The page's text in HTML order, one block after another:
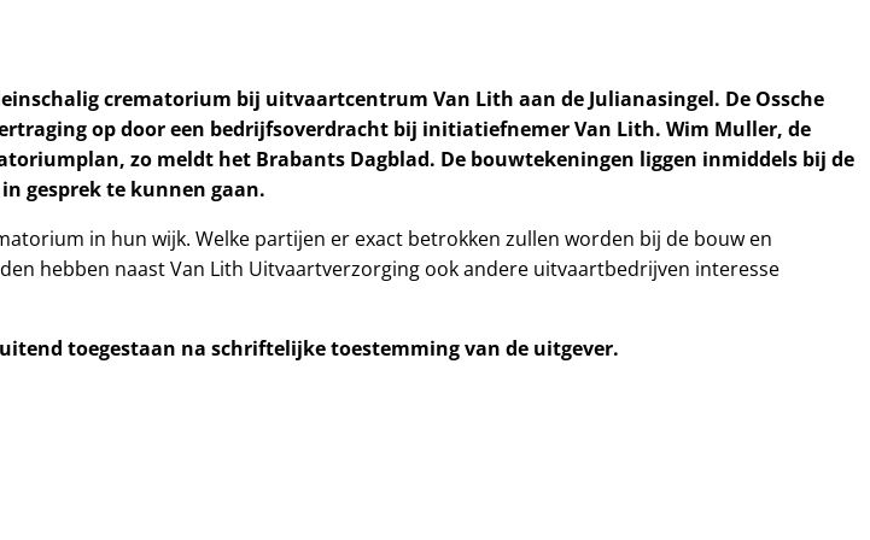
crematorium bij uitvaartcentrum Van Lith aan de Julianasingel. De Ossche
op door een bedrijfsoverdracht bij initiatiefnemer Van Lith. Wim Muller, de
zo meldt het Brabants Dagblad. De bouwtekeningen liggen inmiddels bij de
gesprek te kunnen gaan.
in hun wijk. Welke partijen er exact betrokken zullen worden bij de bouw en
hebben naast Van Lith Uitvaartverzorging ook andere uitvaartbedrijven interesse
toegestaan na schriftelijke toestemming van de uitgever.